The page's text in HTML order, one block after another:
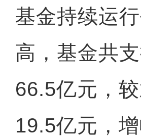
基金持续运
高，基金共
66.5亿元，
19.5亿元，